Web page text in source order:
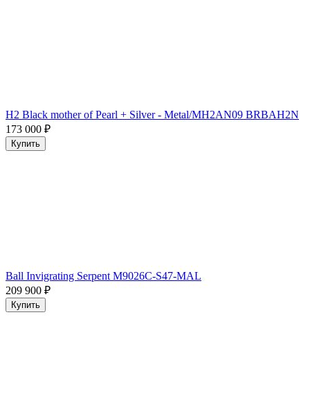
H2 Black mother of Pearl + Silver - Metal/MH2AN09 BRBAH2N
173 000 ₽
Купить
Ball Invigrating Serpent M9026C-S47-MAL
209 900 ₽
Купить